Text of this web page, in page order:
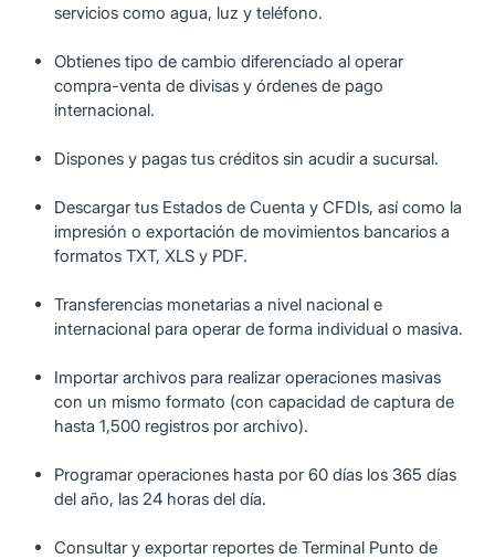
servicios como agua, luz y teléfono.
Obtienes tipo de cambio diferenciado al operar
compra-venta de divisas y órdenes de pago
internacional.
Dispones y pagas tus créditos sin acudir a sucursal.
Descargar tus Estados de Cuenta y CFDIs, así como la
impresión o exportación de movimientos bancarios a
formatos TXT, XLS y PDF.
Transferencias monetarias a nivel nacional e
internacional para operar de forma individual o masiva.
Importar archivos para realizar operaciones masivas
con un mismo formato (con capacidad de captura de
hasta 1,500 registros por archivo).
Programar operaciones hasta por 60 días los 365 días
del año, las 24 horas del día.
Consultar y exportar reportes de Terminal Punto de